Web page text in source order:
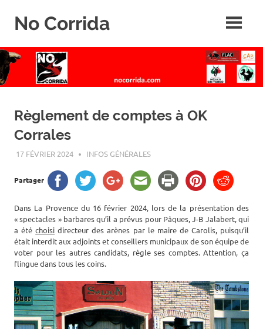
No Corrida
de
la
corrida
Règlement de comptes à OK
Corrales
17 FÉVRIER 2024 ROGER LAHANA
INFOS GÉNÉRALES
Partager
Dans La Provence du 16 février 2024, lors de la présentation des
« spectacles » barbares qu’il a prévus pour Pâques, J-B Jalabert, qui
a étéchoisi directeur des arènes par le maire de Carolis, puisqu’il
était interdit aux adjoints et conseillers municipaux de son équipe de
voter pour les autres candidats, règle ses comptes. Attention, ça
flingue dans tous les coins.